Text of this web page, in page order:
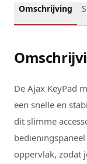
Omschrijving
De Ajax KeyPad
een snelle en
dit slimme
oppervlak, zodat